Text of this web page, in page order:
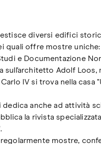
diversi edifici
quali offre mostre uniche:
e Documentazione
sull'architetto Adolf Loos,
IV si trova nella casa
dedica anche ad attività
la rivista
regolarmente mostre,